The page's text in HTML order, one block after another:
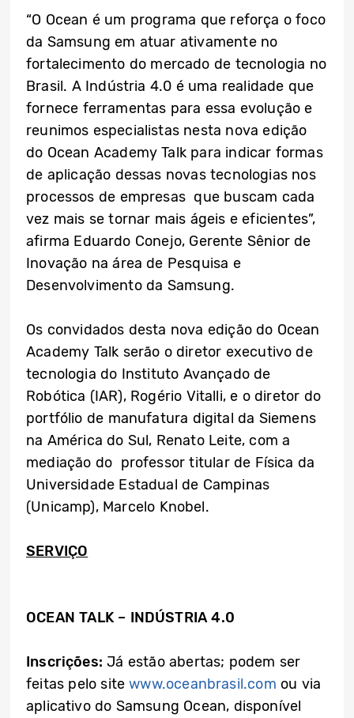
“O Ocean é um programa que reforça o foco
da Samsung em atuar ativamente no
fortalecimento do mercado de tecnologia no
Brasil. A Indústria 4.0 é uma realidade que
fornece ferramentas para essa evolução e
reunimos especialistas nesta nova edição
do Ocean Academy Talk para indicar formas
de aplicação dessas novas tecnologias nos
processos de empresas que buscam cada
vez mais se tornar mais ágeis e eficientes”,
afirma Eduardo Conejo, Gerente Sênior de
Inovação na área de Pesquisa e
Desenvolvimento da Samsung.
Os convidados desta nova edição do Ocean
Academy Talk serão o diretor executivo de
tecnologia do Instituto Avançado de
Robótica (IAR), Rogério Vitalli, e o diretor do
portfólio de manufatura digital da Siemens
na América do Sul, Renato Leite, com a
mediação do professor titular de Física da
Universidade Estadual de Campinas
(Unicamp), Marcelo Knobel.
SERVIÇO
OCEAN TALK – INDÚSTRIA 4.0
Inscrições: Já estão abertas; podem ser
feitas pelo sitewww.oceanbrasil.com ou via
aplicativo do Samsung Ocean, disponível